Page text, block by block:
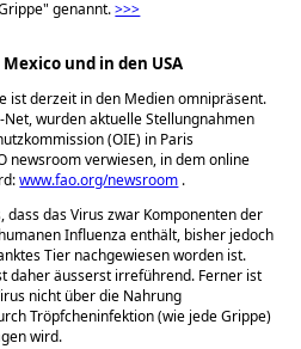
genannt.>>>
und in den USA
ist derzeit in den Medien omnipräsent.
wurden aktuelle Stellungnahmen
(OIE) in Paris
newsroom verwiesen, in dem online
www.fao.org/newsroom .
dass das Virus zwar Komponenten der
Influenza enthält, bisher jedoch
Tier nachgewiesen worden ist.
daher äusserst irreführend. Ferner ist
nicht über die Nahrung
Tröpfcheninfektion (wie jede Grippe)
wird.